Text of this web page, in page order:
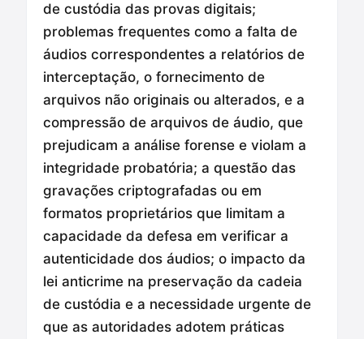
de custódia das provas digitais;
problemas frequentes como a falta de
áudios correspondentes a relatórios de
interceptação, o fornecimento de
arquivos não originais ou alterados, e a
compressão de arquivos de áudio, que
prejudicam a análise forense e violam a
integridade probatória; a questão das
gravações criptografadas ou em
formatos proprietários que limitam a
capacidade da defesa em verificar a
autenticidade dos áudios; o impacto da
lei anticrime na preservação da cadeia
de custódia e a necessidade urgente de
que as autoridades adotem práticas